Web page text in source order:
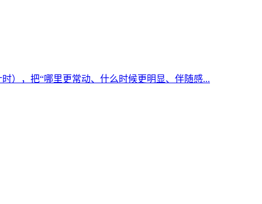
），把“哪里更常动、什么时候更明显、伴随感...